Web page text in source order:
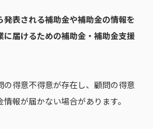
発表される補助金や補助金の情報を
に届けるための補助金・補助金支援
得意不得意が存在し、顧問の得意
報が届かない場合があります。